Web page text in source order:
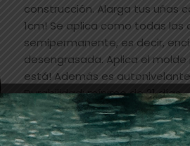
construcción. Alarga tus uñas
1cm! Se aplica como todas
semipermanente, es decir,
desengrasada. Aplica el
está! Además es
Durabilidad: mínimo de 21 días.